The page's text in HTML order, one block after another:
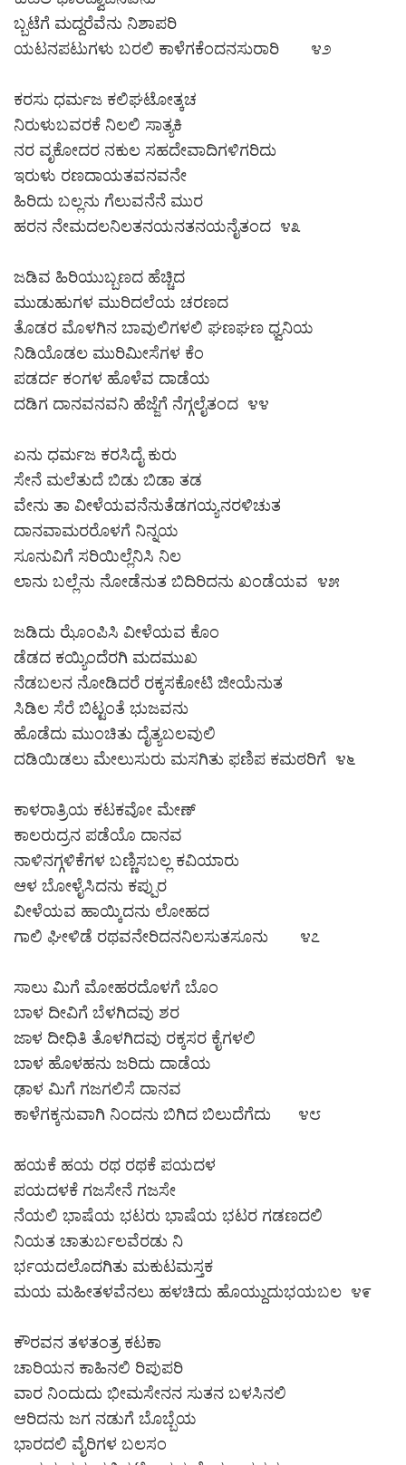
ಬ್ಬಟೆಗೆ ಮದ್ದರೆವೆನು ನಿಶಾಪರಿ
ಯಟನಪಟುಗಳು ಬರಲಿ ಕಾಳೆಗಕೆಂದನಸುರಾರಿ ೪೨
ಕರಸು ಧರ್ಮಜ ಕಲಿಘಟೋತ್ಕಚ
ನಿರುಳುಬವರಕೆ ನಿಲಲಿ ಸಾತ್ಯಕಿ
ನರ ವೃಕೋದರ ನಕುಲ ಸಹದೇವಾದಿಗಳಿಗರಿದು
ಇರುಳು ರಣದಾಯತವನವನೇ
ಹಿರಿದು ಬಲ್ಲನು ಗೆಲುವನೆನೆ ಮುರ
ಹರನ ನೇಮದಲನಿಲತನಯನತನಯನೈತಂದ ೪೩
ಜಡಿವ ಹಿರಿಯುಬ್ಬಣದ ಹೆಚ್ಚಿದ
ಮುಡುಹುಗಳ ಮುರಿದಲೆಯ ಚರಣದ
ತೊಡರ ಮೊಳಗಿನ ಬಾವುಲಿಗಳಲಿ ಘಣಘಣ ಧ್ವನಿಯ
ನಿಡಿಯೊಡಲ ಮುರಿಮೀಸೆಗಳ ಕೆಂ
ಪಡರ್ದ ಕಂಗಳ ಹೊಳೆವ ದಾಡೆಯ
ದಡಿಗ ದಾನವನವನಿ ಹೆಜ್ಜೆಗೆ ನೆಗ್ಗಲೈತಂದ ೪೪
ಏನು ಧರ್ಮಜ ಕರಸಿದೈ ಕುರು
ಸೇನೆ ಮಲೆತುದೆ ಬಿಡು ಬಿಡಾ ತಡ
ವೇನು ತಾ ವೀಳೆಯವನೆನುತೆಡಗಯ್ಯನರಳಿಚುತ
ದಾನವಾಮರರೊಳಗೆ ನಿನ್ನಯ
ಸೂನುವಿಗೆ ಸರಿಯಿಲ್ಲೆನಿಸಿ ನಿಲ
ಲಾನು ಬಲ್ಲೆನು ನೋಡೆನುತ ಬಿದಿರಿದನು ಖಂಡೆಯವ ೪೫
ಜಡಿದು ಝೊಂಪಿಸಿ ವೀಳೆಯವ ಕೊಂ
ಡೆಡದ ಕಯ್ಯಿಂದೆರಗಿ ಮದಮುಖ
ನೆಡಬಲನ ನೋಡಿದರೆ ರಕ್ಕಸಕೋಟಿ ಜೀಯೆನುತ
ಸಿಡಿಲ ಸೆರೆ ಬಿಟ್ಟಂತೆ ಭುಜವನು
ಹೊಡೆದು ಮುಂಚಿತು ದೈತ್ಯಬಲವುಲಿ
ದಡಿಯಿಡಲು ಮೇಲುಸುರು ಮಸಗಿತು ಫಣಿಪ ಕಮಠರಿಗೆ ೪೬
ಕಾಳರಾತ್ರಿಯ ಕಟಕವೋ ಮೇಣ್
ಕಾಲರುದ್ರನ ಪಡೆಯೊ ದಾನವ
ನಾಳಿನಗ್ಗಳಿಕೆಗಳ ಬಣ್ಣಿಸಬಲ್ಲ ಕವಿಯಾರು
ಆಳ ಬೋಳೈಸಿದನು ಕಪ್ಪುರ
ವೀಳೆಯವ ಹಾಯ್ಕಿದನು ಲೋಹದ
ಗಾಲಿ ಘೀಳಿಡೆ ರಥವನೇರಿದನನಿಲಸುತಸೂನು ೪೭
ಸಾಲು ಮಿಗೆ ಮೋಹರದೊಳಗೆ ಬೊಂ
ಬಾಳ ದೀವಿಗೆ ಬೆಳಗಿದವು ಶರ
ಜಾಳ ದೀಧಿತಿ ತೊಳಗಿದವು ರಕ್ಕಸರ ಕೈಗಳಲಿ
ಬಾಳ ಹೊಳಹನು ಜರಿದು ದಾಡೆಯ
ಢಾಳ ಮಿಗೆ ಗಜಗಲಿಸೆ ದಾನವ
ಕಾಳೆಗಕ್ಕನುವಾಗಿ ನಿಂದನು ಬಿಗಿದ ಬಿಲುದೆಗೆದು ೪೮
ಹಯಕೆ ಹಯ ರಥ ರಥಕೆ ಪಯದಳ
ಪಯದಳಕೆ ಗಜಸೇನೆ ಗಜಸೇ
ನೆಯಲಿ ಭಾಷೆಯ ಭಟರು ಭಾಷೆಯ ಭಟರ ಗಡಣದಲಿ
ನಿಯತ ಚಾತುರ್ಬಲವೆರಡು ನಿ
ರ್ಭಯದಲೊದಗಿತು ಮಕುಟಮಸ್ತಕ
ಮಯ ಮಹೀತಳವೆನಲು ಹಳಚಿದು ಹೊಯ್ದುದುಭಯಬಲ ೪೯
ಕೌರವನ ತಳತಂತ್ರ ಕಟಕಾ
ಚಾರಿಯನ ಕಾಹಿನಲಿ ರಿಪುಪರಿ
ವಾರ ನಿಂದುದು ಭೀಮಸೇನನ ಸುತನ ಬಳಸಿನಲಿ
ಆರಿದನು ಜಗ ನಡುಗೆ ಬೊಬ್ಬೆಯ
ಭಾರದಲಿ ವೈರಿಗಳ ಬಲಸಂ